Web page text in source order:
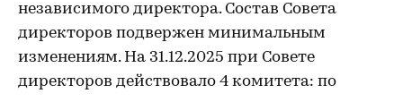
независимого директора. Состав Совета
директоров подвержен минимальным
изменениям. На 31.12.2025 при Совете
директоров действовало 4 комитета: по